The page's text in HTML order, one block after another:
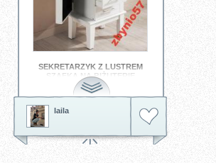
SEKRETARZYK Z LUSTREM
SZAFKA NA BIŻUTERIĘ
STOJĄCA
laila